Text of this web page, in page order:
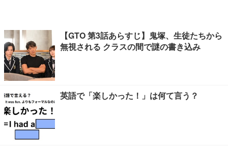
【GTO 第3話あらすじ】鬼塚、生徒たちから
無視される クラスの間で謎の書き込み
英語で「楽しかった！」は何て言う？